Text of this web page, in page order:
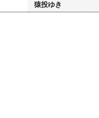
猿投ゆき